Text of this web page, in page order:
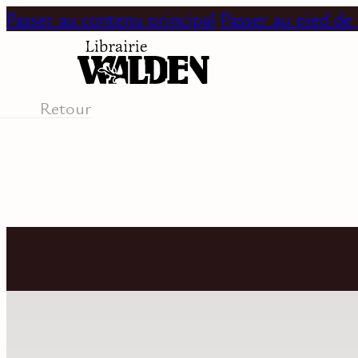
Passer au contenu principal Passer au pied de
Retour